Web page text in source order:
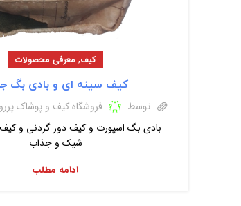
کیف, معرفی محصولات
کیف سینه ای و بادی بگ
توسط فروشگاه کیف و پوشاک
بادی بگ اسپورت و کیف دور گردنی و
شیک و جذاب
ادامه مطلب